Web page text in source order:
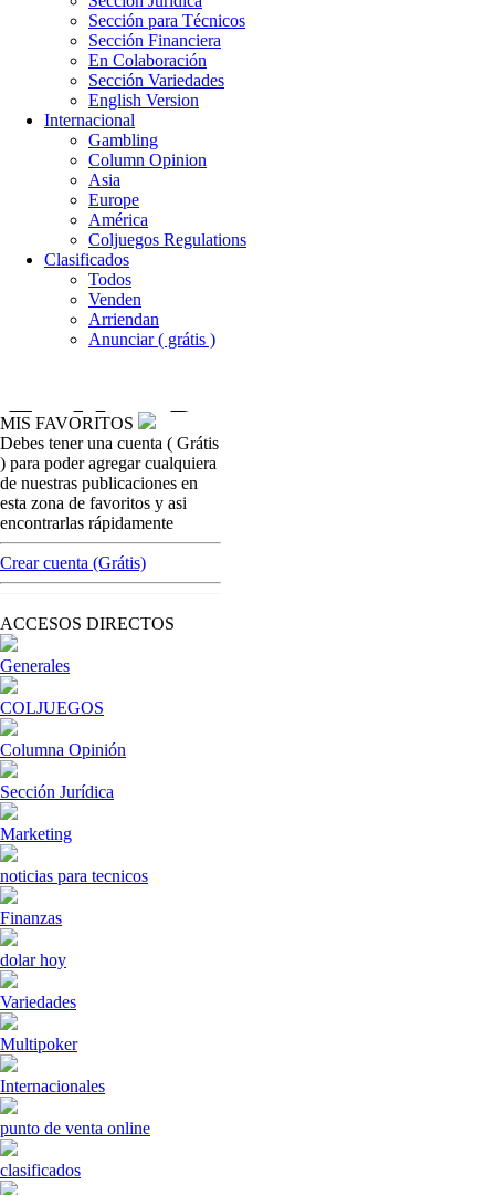
Sección para Técnicos
Sección Financiera
En Colaboración
Sección Variedades
English Version
Internacional
Gambling
Column Opinion
Asia
Europe
América
Coljuegos Regulations
Clasificados
Todos
Venden
Arriendan
Anunciar ( grátis )
coljuegoseice
Coljuegos y su modelo de regulación son
noticia en el mundo del Juego
[ Cerrar X ]
Advertisement
MIS FAVORITOS
Debes tener una cuenta ( Grátis
) para poder agregar cualquiera
de nuestras publicaciones en
esta zona de favoritos y asi
encontrarlas rápidamente
Crear cuenta (Grátis)
ACCESOS DIRECTOS
Generales
COLJUEGOS
Columna Opinión
Sección Jurídica
Marketing
noticias para tecnicos
Finanzas
dolar hoy
Variedades
Multipoker
Internacionales
punto de venta online
clasificados